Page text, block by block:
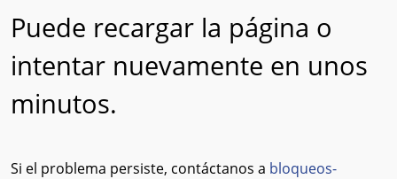
Puede recargar la página o
intentar nuevamente en unos
minutos.
Si el problema persiste, contáctanos a bloqueos-